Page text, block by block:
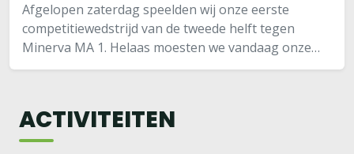
Afgelopen zaterdag speelden wij onze eerste
competitiewedstrijd van de tweede helft tegen
Minerva MA 1. Helaas moesten we vandaag onze
lieve Mandy missen, want die lag in het ziekhuis❤️‍🩹
ACTIVITEITEN